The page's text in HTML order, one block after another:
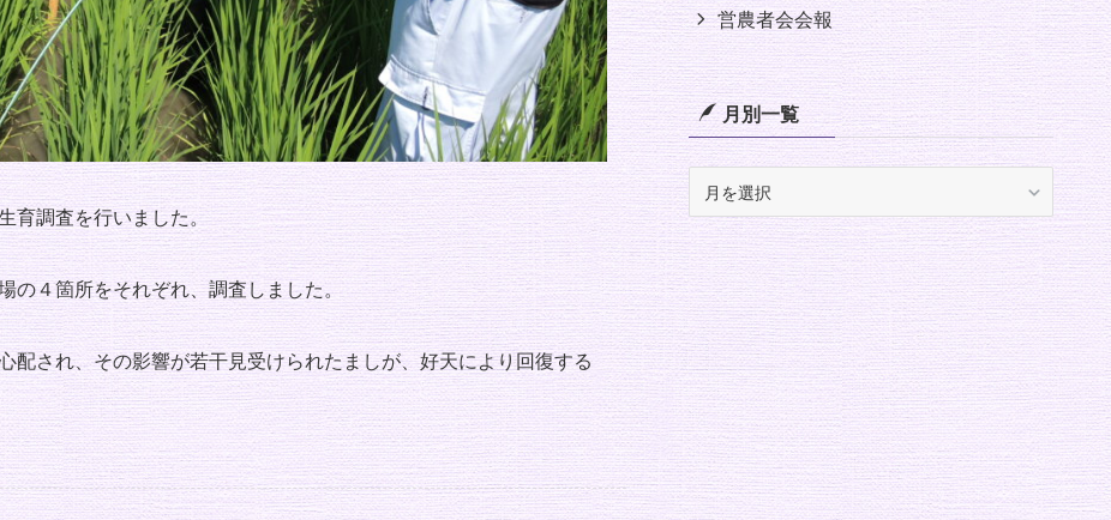
育調査を行いました。
の４箇所をそれぞれ、調査しました。
配され、その影響が若干見受けられたましが、好天により回復する
営農者会会報
月別一覧
別
一
覧